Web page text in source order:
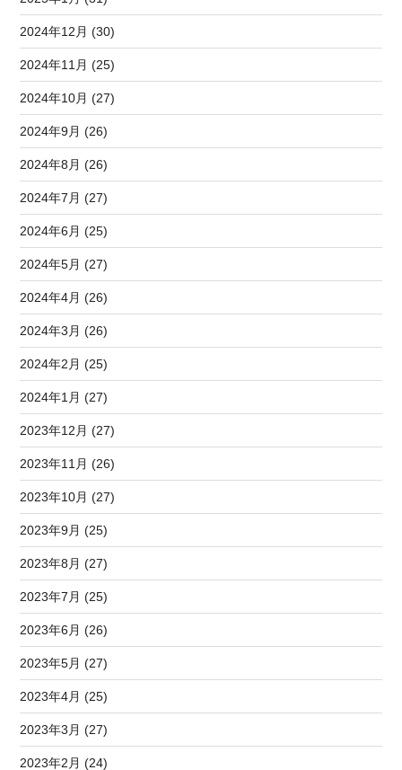
2024年12月 (30)
2024年11月 (25)
2024年10月 (27)
2024年9月 (26)
2024年8月 (26)
2024年7月 (27)
2024年6月 (25)
2024年5月 (27)
2024年4月 (26)
2024年3月 (26)
2024年2月 (25)
2024年1月 (27)
2023年12月 (27)
2023年11月 (26)
2023年10月 (27)
2023年9月 (25)
2023年8月 (27)
2023年7月 (25)
2023年6月 (26)
2023年5月 (27)
2023年4月 (25)
2023年3月 (27)
2023年2月 (24)